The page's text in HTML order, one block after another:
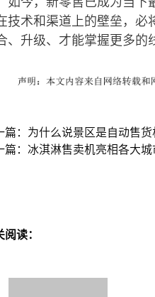
技术和渠道上的壁垒，
、升级、才能掌握更多的
篇：为什么说景区是自动售货
篇：冰淇淋售卖机亮相各大城
读：